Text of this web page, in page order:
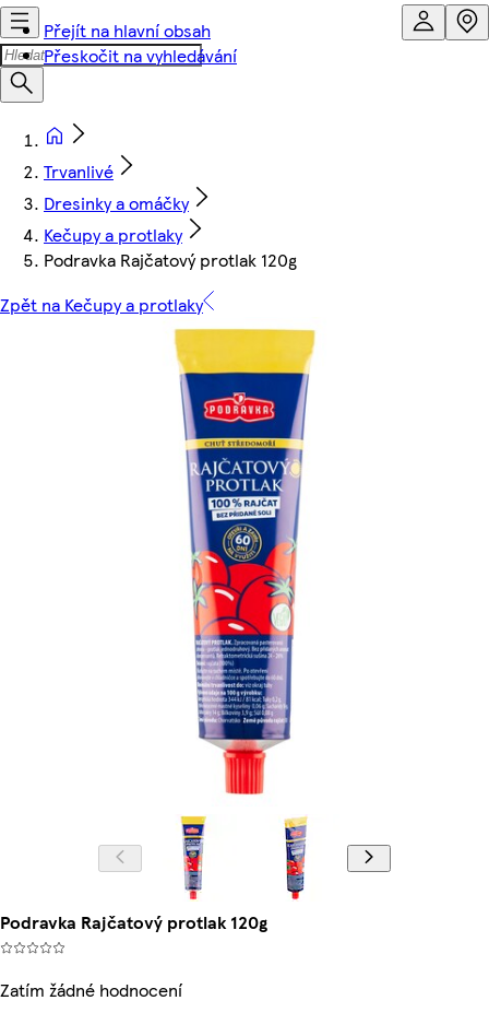
Přejít na hlavní obsah
Přeskočit na vyhledávání
Trvanlivé
Dresinky a omáčky
Kečupy a protlaky
Podravka Rajčatový protlak 120g
Zpět na Kečupy a protlaky
Podravka Rajčatový protlak 120g
Zatím žádné hodnocení